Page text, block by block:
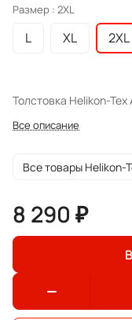
Размер : 2XL
L XL 2XL
Толстовка Helikon-
Все описание
Все товары Helikon-
8 290 ₽